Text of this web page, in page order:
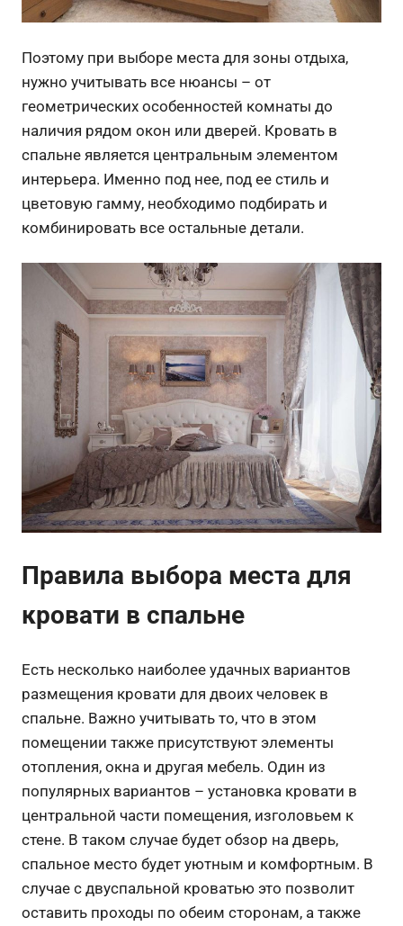
Поэтому при выборе места для зоны отдыха,
нужно учитывать все нюансы – от
геометрических особенностей комнаты до
наличия рядом окон или дверей. Кровать в
спальне является центральным элементом
интерьера. Именно под нее, под ее стиль и
цветовую гамму, необходимо подбирать и
комбинировать все остальные детали.
Правила выбора места для
кровати в спальне
Есть несколько наиболее удачных вариантов
размещения кровати для двоих человек в
спальне. Важно учитывать то, что в этом
помещении также присутствуют элементы
отопления, окна и другая мебель. Один из
популярных вариантов – установка кровати в
центральной части помещения, изголовьем к
стене. В таком случае будет обзор на дверь,
спальное место будет уютным и комфортным. В
случае с двуспальной кроватью это позволит
оставить проходы по обеим сторонам, а также